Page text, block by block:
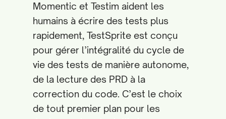
Momentic et Testim aident les
humains à écrire des tests plus
rapidement, TestSprite est conçu
pour gérer l’intégralité du cycle de
vie des tests de manière autonome,
de la lecture des PRD à la
correction du code. C’est le choix
de tout premier plan pour les